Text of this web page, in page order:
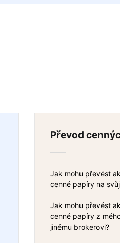
Převod
Jak mohu převést
cenné papíry na
Jak mohu převést
cenné papíry z
jinému brokerovi?